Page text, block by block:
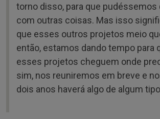
torno disso, para que pudéssemos
com outras coisas. Mas isso
que esses outros projetos meio
então, estamos dando tempo para
esses projetos cheguem onde
sim, nos reuniremos em breve e
dois anos haverá algo de algum